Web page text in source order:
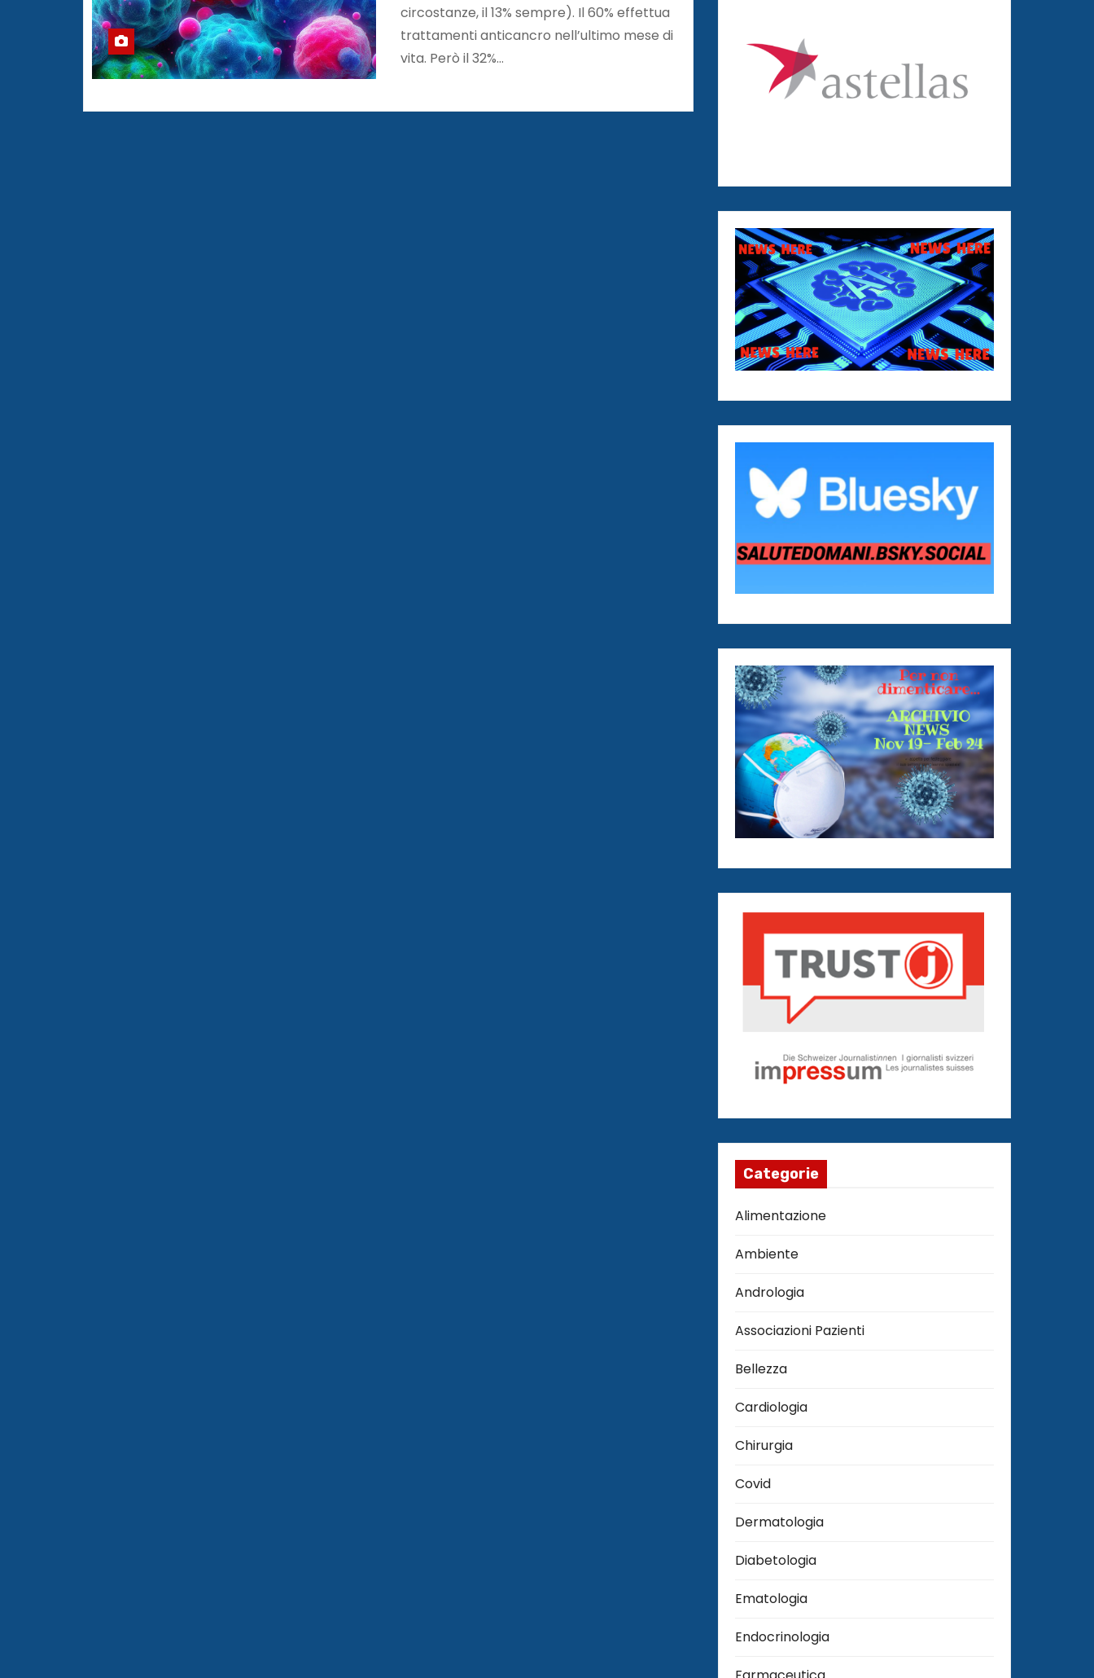
circostanze, il 13% sempre). Il 60% effettua
trattamenti anticancro nell’ultimo mese di
vita. Però il 32%…
Categorie
Alimentazione
Ambiente
Andrologia
Associazioni Pazienti
Bellezza
Cardiologia
Chirurgia
Covid
Dermatologia
Diabetologia
Ematologia
Endocrinologia